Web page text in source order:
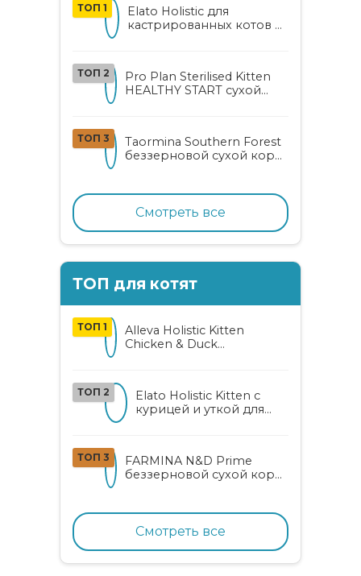
ТОП 1
Elato Holistic для
кастрированных котов и
ТОП 2
Pro Plan Sterilised Kitten
HEALTHY START сухой
лососем
ТОП 3
Taormina Southern Forest
беззерновой сухой корм
ягодами и овощами
Смотреть все
ТОП для котят
ТОП 1
Alleva Holistic Kitten
Chicken & Duck
ТОП 2
Elato Holistic Kitten с
курицей и уткой для
ТОП 3
FARMINA N&D Prime
беззерновой сухой корм
курицей и гранатом
Смотреть все